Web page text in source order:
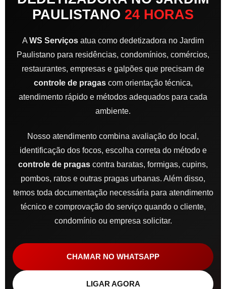
PAULISTANO 24 HORAS
AWS Serviços atua como dedetizadora no Jardim
Paulistano para residências, condomínios, comércios,
restaurantes, empresas e galpões que precisam de
controle de pragascom orientação técnica,
atendimento rápido e métodos adequados para cada
ambiente.
Nosso atendimento combina avaliação do local,
identificação dos focos, escolha correta do método e
controle de pragas contra baratas, formigas, cupins,
pombos, ratos e outras pragas urbanas. Além disso,
temos toda documentação necessária para atendimento
técnico e comprovação do serviço quando o cliente,
condomínio ou empresa solicitar.
CHAMAR NO WHATSAPP
LIGAR AGORA